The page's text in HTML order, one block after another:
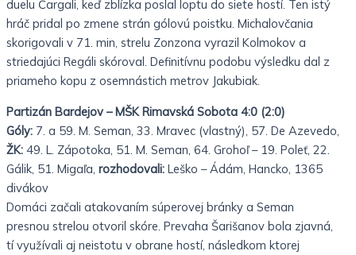
duelu Čargali, keď zblízka poslal loptu do siete hostí. Ten istý
hráč pridal po zmene strán gólovú poistku. Michalovčania
skorigovali v 71. min, strelu Zonzona vyrazil Kolmokov a
striedajúci Regáli skóroval. Definitívnu podobu výsledku dal z
priameho kopu z osemnástich metrov Jakubiak.
Partizán Bardejov – MŠK Rimavská Sobota 4:0 (2:0)
Góly: 7. a 59. M. Seman, 33. Mravec (vlastný), 57. De Azevedo,
ŽK: 49. L. Zápotoka, 51. M. Seman, 64. Grohoľ – 19. Poleť, 22.
Gálik, 51. Migaľa, rozhodovali: Leško – Ádám, Hancko, 1365
divákov
Domáci začali atakovaním súperovej bránky a Seman
presnou strelou otvoril skóre. Prevaha Šarišanov bola zjavná,
tí využívali aj neistotu v obrane hostí, následkom ktorej